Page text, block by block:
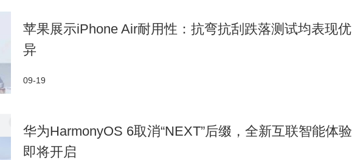
苹果展示iPhone Air耐用性：抗弯抗刮跌落测试均表现优
异
09-19
华为HarmonyOS 6取消“NEXT”后缀，全新互联智能体验
即将开启